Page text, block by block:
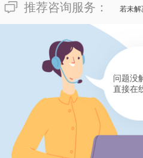
推荐咨询服务： 若未解
问题没
直接在